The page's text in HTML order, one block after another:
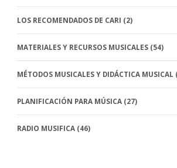
LOS RECOMENDADOS DE CARI (2)
MATERIALES Y RECURSOS MUSICALES (54)
MÉTODOS MUSICALES Y DIDÁCTICA MUSICAL
PLANIFICACIÓN PARA MÚSICA (27)
RADIO MUSIFICA (46)